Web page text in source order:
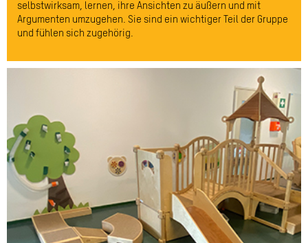
selbstwirksam, lernen, ihre Ansichten zu äußern und mit
Argumenten umzugehen. Sie sind ein wichtiger Teil der Gruppe
und fühlen sich zugehörig.